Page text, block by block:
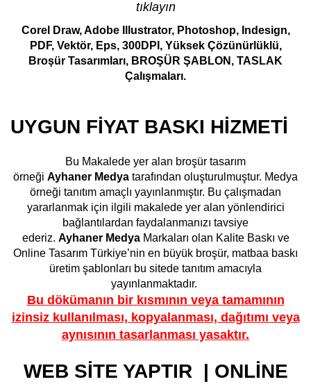
tıklayın
Corel Draw, Adobe Illustrator, Photoshop, Indesign,
PDF, Vektör, Eps, 300DPI, Yüksek Çözünürlüklü,
Broşür Tasarımları, BROŞÜR ŞABLON, TASLAK
Çalışmaları.
UYGUN FİYAT BASKI HİZMETİ
Bu Makalede yer alan broşür tasarım
örneği Ayhaner Medya tarafından oluşturulmuştur. Medya
örneği tanıtım amaçlı yayınlanmıştır. Bu çalışmadan
yararlanmak için ilgili makalede yer alan yönlendirici
bağlantılardan faydalanmanızı tavsiye
ederiz. AyhanerMedyaMarkaları olan Kalite Baskı ve
Online Tasarım Türkiye’nin en büyük broşür, matbaa baskı
üretim şablonları bu sitede tanıtım amacıyla
yayınlanmaktadır.
Bu dökümanın bir kısmının veya tamamının
izinsiz kullanılması, kopyalanması, dağıtımı veya
aynısının tasarlanması yasaktır.
WEB SİTE YAPTIR| ONLİNE